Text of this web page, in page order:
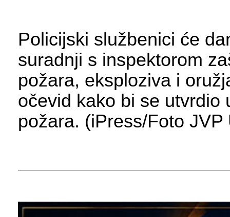
Policijski službenici će
suradnji s inspektorom
požara, eksploziva i
očevid kako bi se utvrdio
požara. (iPress/Foto JVP